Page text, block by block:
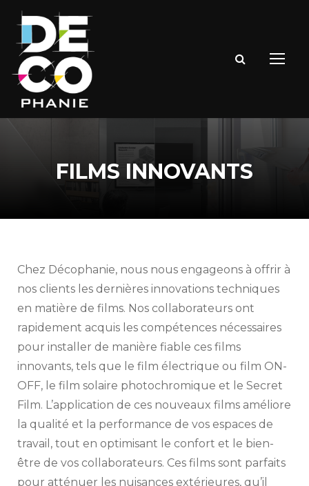
FILMS INNOVANTS
Chez Décophanie, nous nous engageons à offrir à
nos clients les dernières innovations techniques
en matière de films. Nos collaborateurs ont
rapidement acquis les compétences nécessaires
pour installer de manière fiable ces films
innovants, tels que le film électrique ou film ON-
OFF, le film solaire photochromique et le Secret
Film. L’application de ces nouveaux films améliore
la qualité et la performance de vos espaces de
travail, tout en optimisant le confort et le bien-
être de vos collaborateurs. Ces films sont parfaits
pour atténuer les nuisances extérieures, qu’il